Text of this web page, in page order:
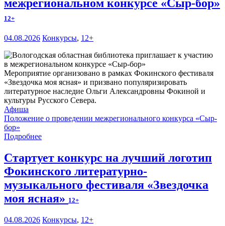
межрегиональном конкурсе «Сыр-бор»
12+
04.08.2026 Конкурсы, 12+
Мероприятие организовано в рамках Фокинского фестиваля
«Звездочка моя ясная» и призвано популяризировать
литературное наследие Ольги Александровны Фокиной и
культуры Русского Севера.
Афиша
Положение о проведении межрегионального конкурса «Сыр-
бор»
Подробнее
Стартует конкурс на лучший логотип
Фокинского литературно-
музыкального фестиваля «Звездочка
моя ясная» 12+
04.08.2026 Конкурсы, 12+